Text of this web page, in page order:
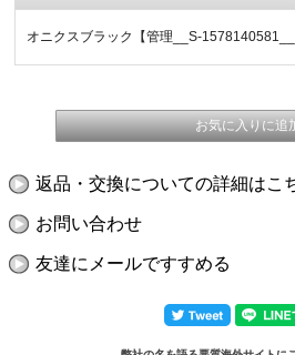
オニクスブラック【管理__S-1578140581__
返品・交換についての詳細はこ
お問い合わせ
友達にメールですすめる